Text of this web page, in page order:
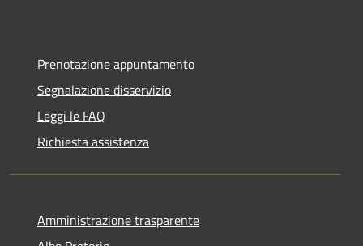
Prenotazione appuntamento
Segnalazione disservizio
Leggi le FAQ
Richiesta assistenza
Amministrazione trasparente